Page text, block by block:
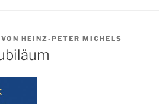
VON HEINZ-PETER MICHELS